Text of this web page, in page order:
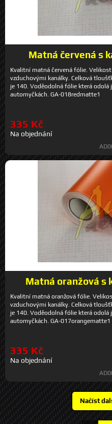
Matná červená s
Kvalitní matná červená fólie.
vzduchovými kanálky. Celková
je 140. Voděodolná fólie která
automyčkách. GA-018redmatte1
335 Kč
Na objednání
Matná oranžová s
Kvalitní matná oranžová fólie.
vzduchovými kanálky. Celková
je 140. Voděodolná fólie která
automyčkách. GA-017orangematte1
335 Kč
Na objednání